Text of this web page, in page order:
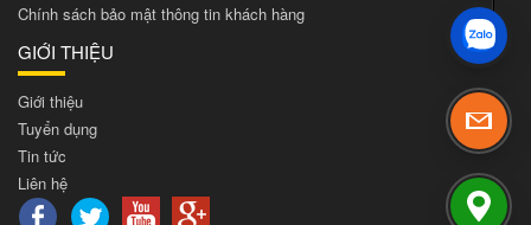
Chính sách bảo mật thông tin khách hàng
GIỚI THIỆU
Giới thiệu
Tuyển dụng
Tin tức
Liên hệ